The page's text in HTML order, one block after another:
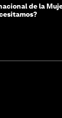
de la